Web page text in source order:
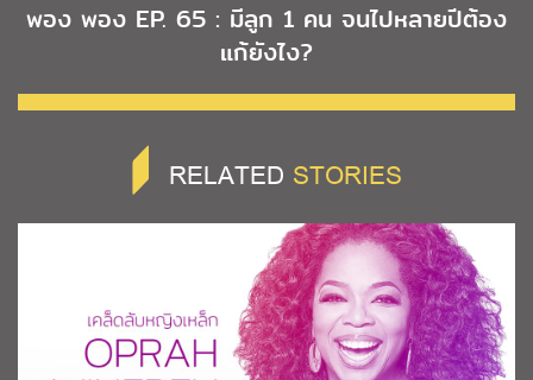
พอง พอง EP. 65 : มีลูก 1 คน จนไปหลายปีต้อง
แก้ยังไง?
RELATED STORIES